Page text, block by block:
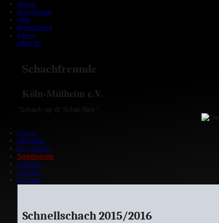
Home
Impressum
Hilfe
Anmeldung
Intern
sfkm.de
Schachfreunde
Köln-Mülheim e.V.
"Schach op dr Schäl-Sick."
Home
Aktuelles
Der Verein
Spielbetrieb
Training
Service
Kontakt
Schnellschach 2015/2016